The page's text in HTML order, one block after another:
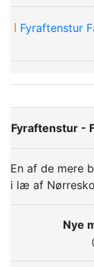
ǀ Fyraftenstur
Fyraftenstur -
En af de mere
i læ af
Nye